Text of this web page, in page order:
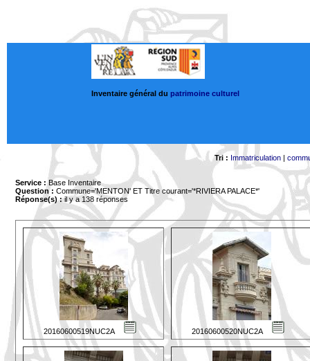
Inventaire général du patrimoine culturel
Tri : Immatriculation|
Service : Base Inventaire
Question : Commune='MENTON' ET Titre courant='*RIVIERA PALACE*'
Réponse(s) :il y a 138 réponses
20160600519NUC2A 20160600520NUC2A